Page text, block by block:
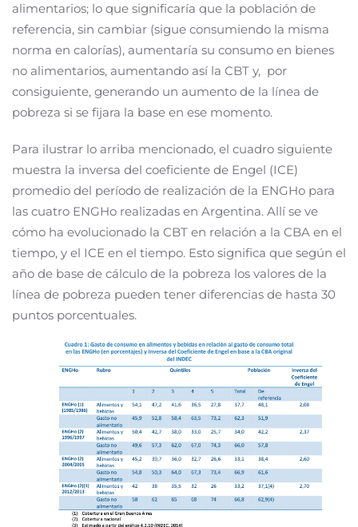
alimentarios; lo que significaría que la población de
referencia, sin cambiar (sigue consumiendo la misma
norma en calorías), aumentaría su consumo en bienes
no alimentarios, aumentando así la CBT y, por
consiguiente, generando un aumento de la línea de
pobreza si se fijara la base en ese momento.
Para ilustrar lo arriba mencionado, el cuadro siguiente
muestra la inversa del coeficiente de Engel (ICE)
promedio del período de realización de la ENGHo para
las cuatro ENGHo realizadas en Argentina. Allí se ve
cómo ha evolucionado la CBT en relación a la CBA en el
tiempo, y el ICE en el tiempo. Esto significa que según el
año de base de cálculo de la pobreza los valores de la
línea de pobreza pueden tener diferencias de hasta 30
puntos porcentuales.